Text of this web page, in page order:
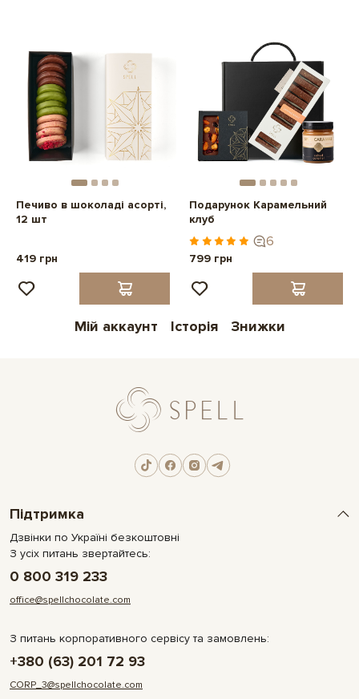
Печиво в шоколаді асорті,
12 шт
419 грн
Подарунок Карамельний
клуб
6
799 грн
Мій аккаунт Історія Знижки
Підтримка
Дзвінки по Україні безкоштовні
З усіх питань звертайтесь:
0 800 319 233
office@spellchocolate.com
З питань корпоративного сервісу та замовлень:
+380 (63) 201 72 93
CORP_3@spellchocolate.com